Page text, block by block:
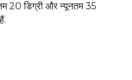
20 डिग्री और न्यूनतम 35